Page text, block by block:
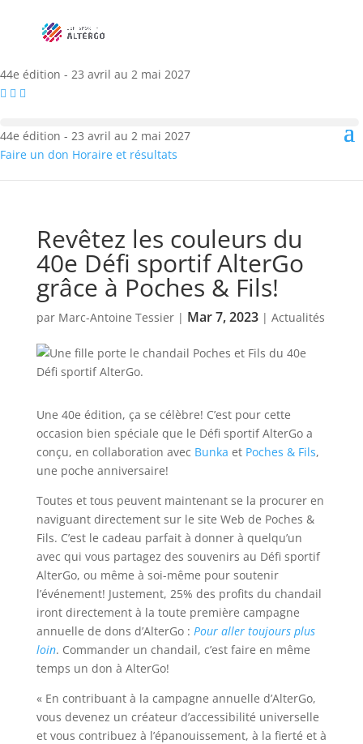
44e édition - 23 avril au 2 mai 2027
44e édition - 23 avril au 2 mai 2027
Faire un don Horaire et résultats
Revêtez les couleurs du
40e Défi sportif AlterGo
grâce à Poches & Fils!
par Marc-Antoine Tessier| Mar 7, 2023| Actualités
Une 40e édition, ça se célèbre! C’est pour cette
occasion bien spéciale que le Défi sportif AlterGo a
conçu, en collaboration avec Bunka et Poches & Fils,
une poche anniversaire!
Toutes et tous peuvent maintenant se la procurer en
naviguant directement sur le site Web de Poches &
Fils. C’est le cadeau parfait à donner à quelqu’un
avec qui vous partagez des souvenirs au Défi sportif
AlterGo, ou même à soi-même pour soutenir
l’événement! Justement, 25% des profits du chandail
iront directement à la toute première campagne
annuelle de dons d’AlterGo : Pour aller toujours plus
loin. Commander un chandail, c’est faire en même
temps un don à AlterGo!
« En contribuant à la campagne annuelle d’AlterGo,
vous devenez un créateur d’accessibilité universelle
et vous contribuez à l’épanouissement, à la fierté et à